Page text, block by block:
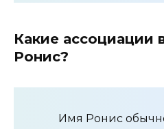
Какие ассоциации
Ронис?
Имя Ронис